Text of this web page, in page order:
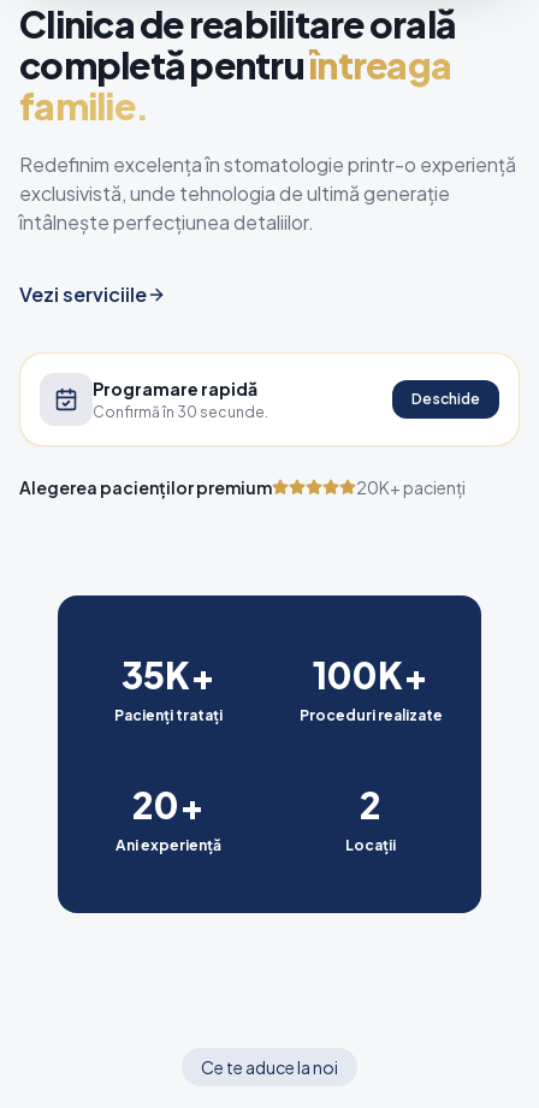
Clinica de reabilitare orală
completă pentruîntreaga
familie.
Redefinim excelența în stomatologie printr-o experiență
exclusivistă, unde tehnologia de ultimă generație
întâlnește perfecțiunea detaliilor.
Vezi serviciile
Programare rapidă
Confirmă în 30 secunde.
Deschide
Alegerea pacienților premium 20K+ pacienți
35K+
Pacienți tratați
100K+
Proceduri realizate
20+
Ani experiență
2
Locații
Ce te aduce la noi